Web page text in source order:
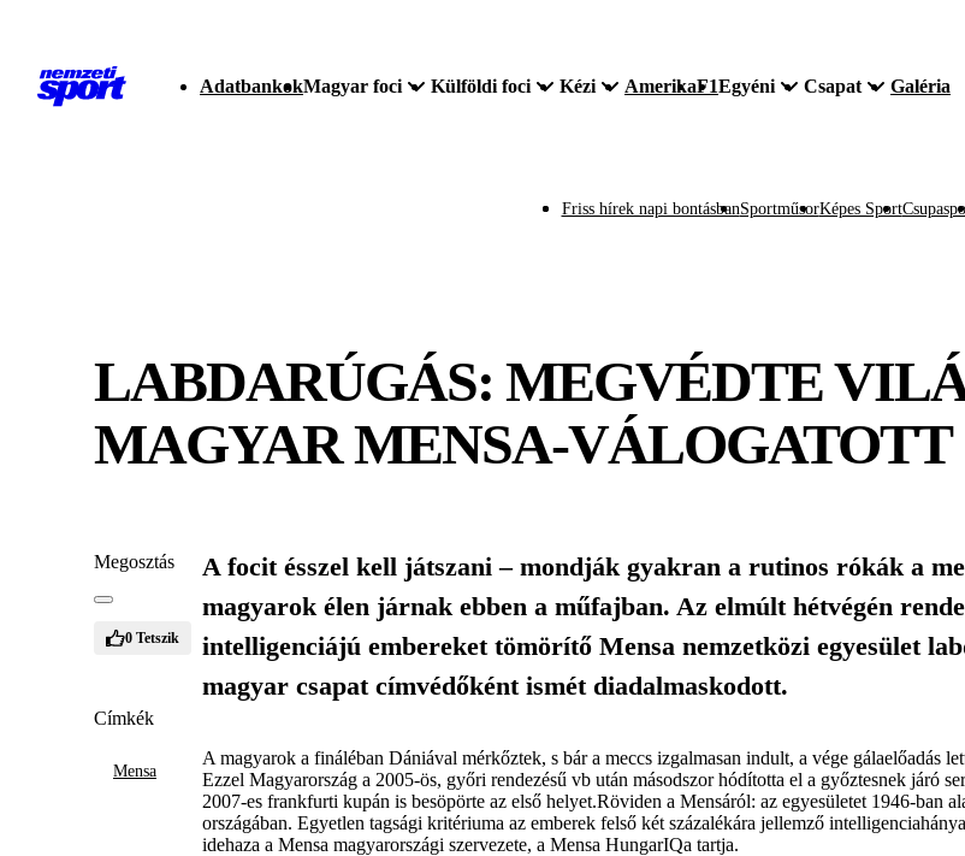
AdatbankokMagyar foci Külföldi foci Kézi AmerikaF1Egyéni Csapat Galéria
Friss hírek napi bontásbanSportműsorKépes Sport
LABDARÚGÁS: MEGVÉDTE
MAGYAR MENSA-VÁLOGATOTT
Megosztás
0 Tetszik
Címkék
Mensa
A focit ésszel kell játszani – mondják gyakran a rutinos rókák a
magyarok élen járnak ebben a műfajban. Az elmúlt hétvégén
intelligenciájú embereket tömörítő Mensa nemzetközi egyesület
magyar csapat címvédőként ismét diadalmaskodott.
A magyarok a fináléban Dániával mérkőztek, s bár a meccs izgalmasan indult, a vége gálaelőadás
Ezzel Magyarország a 2005-ös, győri rendezésű vb után másodszor hódította el a győztesnek járó
2007-es frankfurti kupán is besöpörte az első helyet.Röviden a Mensáról: az egyesületet 1946-ban
országában. Egyetlen tagsági kritériuma az emberek felső két százalékára jellemző
idehaza a Mensa magyarországi szervezete, a Mensa HungarIQa tartja.